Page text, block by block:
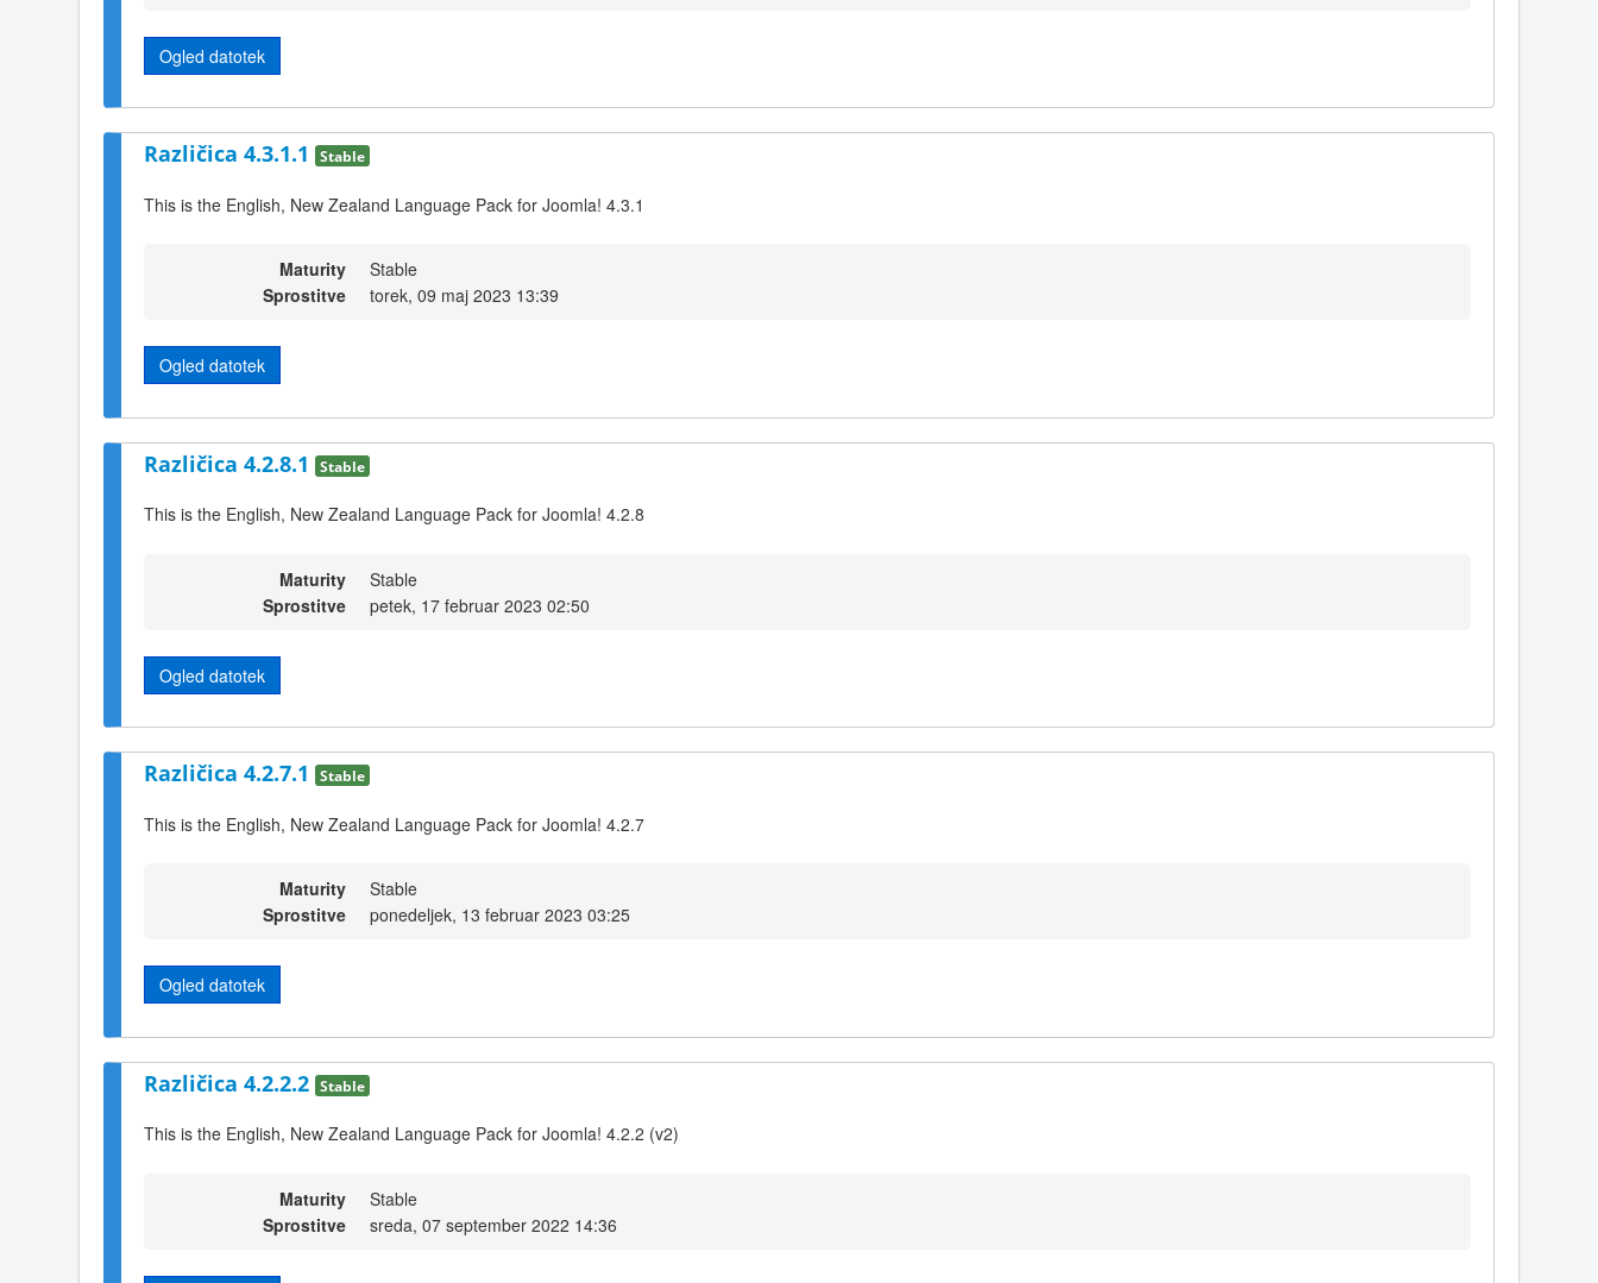
Ogled datotek
Različica 4.3.1.1 Stable
This is the English, New Zealand Language Pack for Joomla! 4.3.1
Maturity
Stable
Sprostitve
torek, 09 maj 2023 13:39
Ogled datotek
Različica 4.2.8.1 Stable
This is the English, New Zealand Language Pack for Joomla! 4.2.8
Maturity
Stable
Sprostitve
petek, 17 februar 2023 02:50
Ogled datotek
Različica 4.2.7.1 Stable
This is the English, New Zealand Language Pack for Joomla! 4.2.7
Maturity
Stable
Sprostitve
ponedeljek, 13 februar 2023 03:25
Ogled datotek
Različica 4.2.2.2 Stable
This is the English, New Zealand Language Pack for Joomla! 4.2.2 (v2)
Maturity
Stable
Sprostitve
sreda, 07 september 2022 14:36